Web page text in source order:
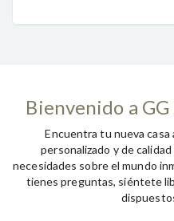
Bienvenido a
Encuentra tu nueva
personalizado y de
necesidades sobre el mundo
tienes preguntas, siéntete